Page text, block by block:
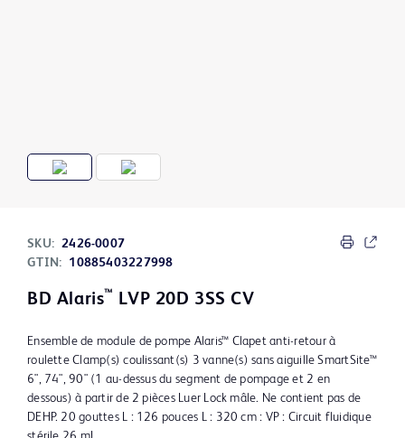
SKU: 2426-0007
GTIN:
10885403227998
BD Alaris™ LVP 20D 3SS CV
Ensemble de module de pompe Alaris™ Clapet anti-retour à
roulette Clamp(s) coulissant(s) 3 vanne(s) sans aiguille SmartSite™
6", 74", 90" (1 au-dessus du segment de pompage et 2 en
dessous) à partir de 2 pièces Luer Lock mâle. Ne contient pas de
DEHP. 20 gouttes L : 126 pouces L : 320 cm : VP : Circuit fluidique